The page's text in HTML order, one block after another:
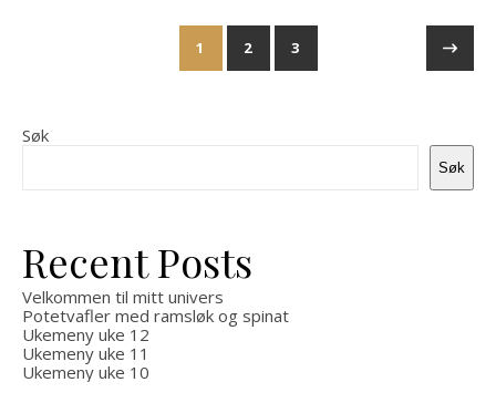
1 2 3
Søk
Søk
Recent Posts
Velkommen til mitt univers
Potetvafler med ramsløk og spinat
Ukemeny uke 12
Ukemeny uke 11
Ukemeny uke 10